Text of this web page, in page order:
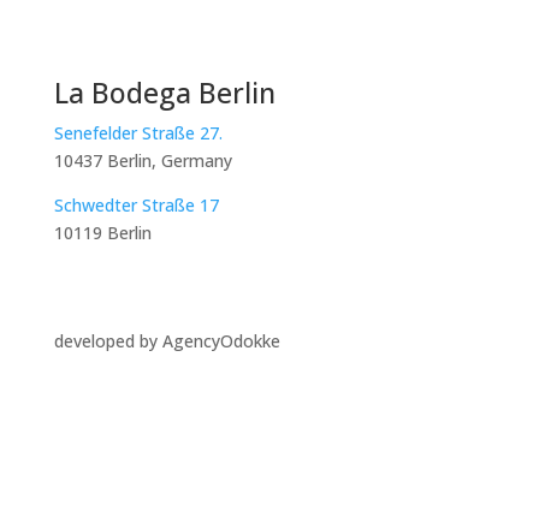
La Bodega Berlin
Senefelder Straße 27.
10437 Berlin, Germany
Schwedter Straße 17
10119 Berlin
developed by AgencyOdokke